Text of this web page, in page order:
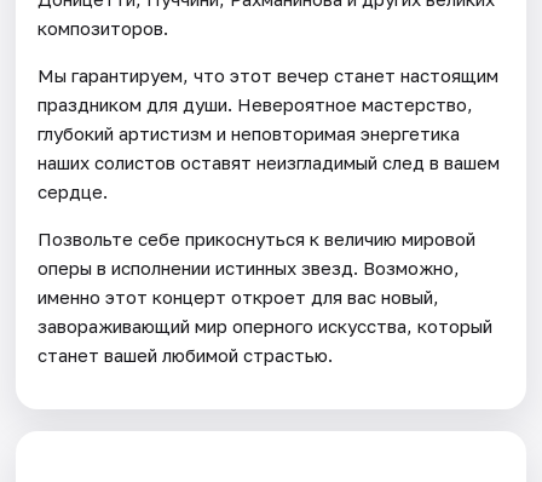
композиторов.
Мы гарантируем, что этот вечер станет настоящим
праздником для души. Невероятное мастерство,
глубокий артистизм и неповторимая энергетика
наших солистов оставят неизгладимый след в вашем
сердце.
Позвольте себе прикоснуться к величию мировой
оперы в исполнении истинных звезд. Возможно,
именно этот концерт откроет для вас новый,
завораживающий мир оперного искусства, который
станет вашей любимой страстью.